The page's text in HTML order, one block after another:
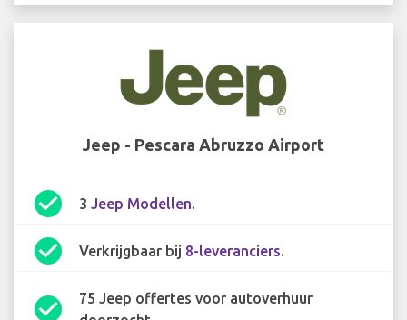
Jeep - Pescara Abruzzo Airport
check_circle 3 Jeep Modellen.
check_circle Verkrijgbaar bij 8-leveranciers.
check_circle
75 Jeep offertes voor autoverhuur